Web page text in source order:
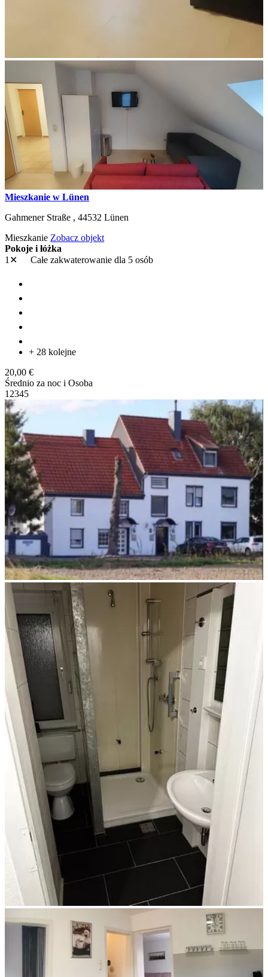
Mieszkanie w Lünen
Gahmener Straße , 44532 Lünen
Mieszkanie Zobacz objekt
Pokoje i łóżka
1✕
Całe zakwaterowanie dla 5 osób
+ 28 kolejne
20,00 €
Średnio za noc i Osoba
1 2345